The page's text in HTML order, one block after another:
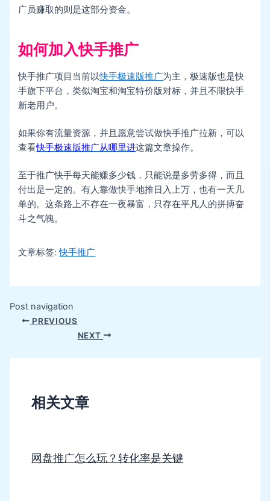
广员赚取的则是这部分资金。
如何加入快手推广
快手推广项目当前以快手极速版推广为主，极速版也是快
手旗下平台，类似淘宝和淘宝特价版对标，并且不限快手
新老用户。
如果你有流量资源，并且愿意尝试做快手推广拉新，可以
查看快手极速版推广从哪里进这篇文章操作。
至于推广快手每天能赚多少钱，只能说是多劳多得，而且
付出是一定的。有人靠做快手地推日入上万，也有一天几
单的。这条路上不存在一夜暴富，只存在平凡人的拼搏奋
斗之气魄。
文章标签:快手推广
Post navigation
PREVIOUS
NEXT
相关文章
网盘推广怎么玩？转化率是关键